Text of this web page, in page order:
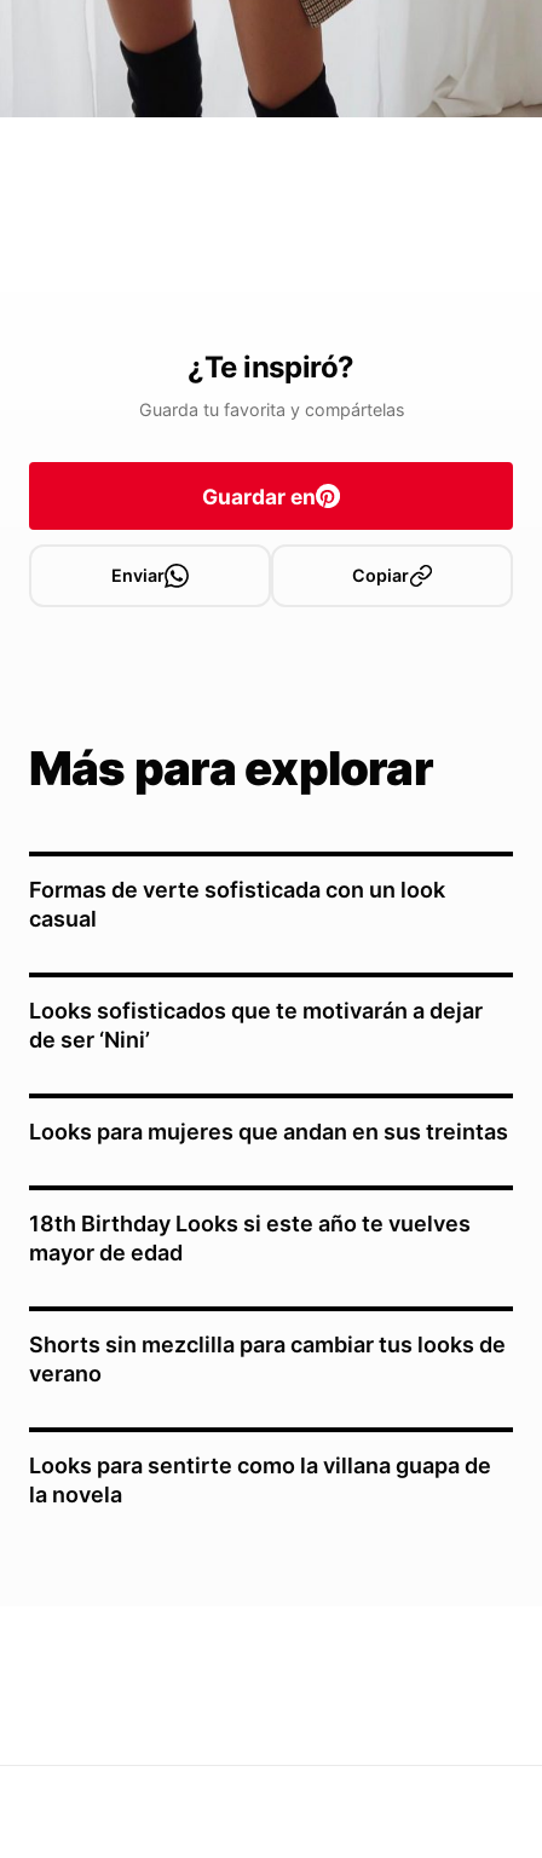
¿Te inspiró?
Guarda tu favorita y compártelas
Guardar en
Enviar Copiar
Más para explorar
Formas de verte sofisticada con un look
casual
Looks sofisticados que te motivarán a dejar
de ser ‘Nini’
Looks para mujeres que andan en sus treintas
18th Birthday Looks si este año te vuelves
mayor de edad
Shorts sin mezclilla para cambiar tus looks de
verano
Looks para sentirte como la villana guapa de
la novela